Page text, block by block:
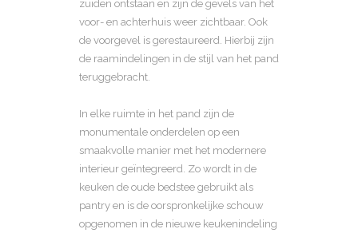
zuiden ontstaan en zijn de gevels van het
voor- en achterhuis weer zichtbaar. Ook
de voorgevel is gerestaureerd. Hierbij zijn
de raamindelingen in de stijl van het pand
teruggebracht.
In elke ruimte in het pand zijn de
monumentale onderdelen op een
smaakvolle manier met het modernere
interieur geïntegreerd. Zo wordt in de
keuken de oude bedstee gebruikt als
pantry en is de oorspronkelijke schouw
opgenomen in de nieuwe keukenindeling